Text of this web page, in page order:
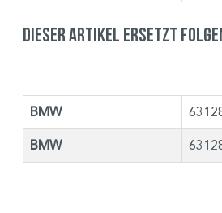
Dieser Artikel ersetzt
BMW
BMW